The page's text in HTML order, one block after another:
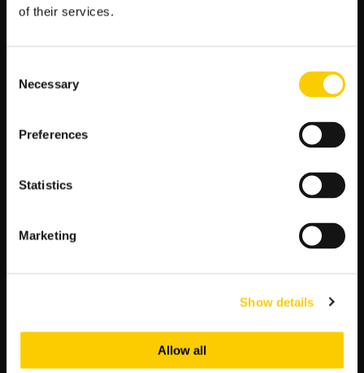
of their services.
Selection
Necessary
Preferences
Statistics
Marketing
Show details
Allow all
Solidność defensywy:
Lepszy skład:
wyważona mieszanka młodości i
utrzymanie miejsca premiowanego
awansem.
, analiza kursów i danych wskazuje, że to zespół
z Czech powinien wyjść z boiska z korzystnym rezultatem.